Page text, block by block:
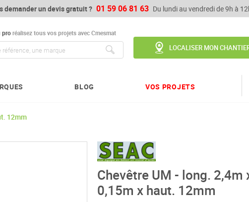
demander un devis gratuit ? 01 59 06 81 63 Du lundi au vendredi de 9h à
proréalisez tous vos projets avec Cmesmat
LOCALISER MON
BLOG VOS PROJETS
12mm
Chevêtre UM - long. 2,4m
0,15m x haut. 12mm